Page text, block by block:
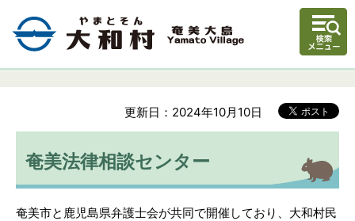
更新日：2024年10月10日
奄美法律相談センター
奄美市と鹿児島県弁護士会が共同で開催しており、大和村民